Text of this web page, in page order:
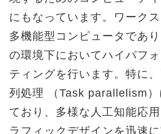
にもなっています。ワーク
多機能型コンピュータであ
の環境下においてハイパフ
ティングを行います。特に
列処理 （Task parallelism
ており、多様な人工知能応
ラフィックデザインを迅速